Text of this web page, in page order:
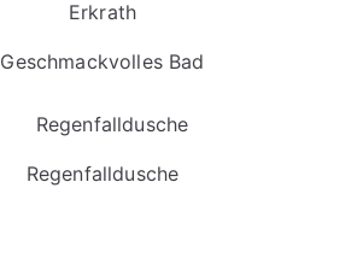
Geschmackvolles Bad
Regenfalldusche